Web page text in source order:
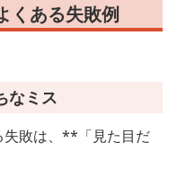
くある失敗例
なミス
失敗は、**「見た目だ